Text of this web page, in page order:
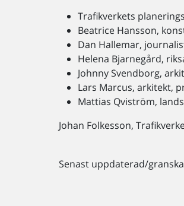
Trafikverkets
Beatrice Hansson,
Dan Hallemar,
Helena Bjarnegård,
Johnny Svendborg,
Lars Marcus, arkitekt,
Mattias Qviström,
Johan Folkesson,
Senast uppdaterad/